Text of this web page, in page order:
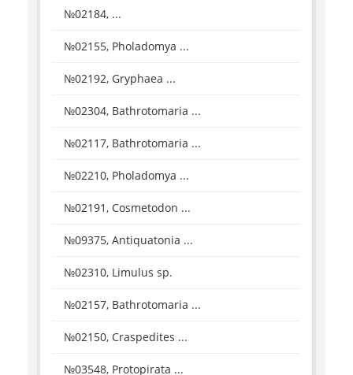
№02184, ...
№02155, Pholadomya ...
№02192, Gryphaea ...
№02304, Bathrotomaria ...
№02117, Bathrotomaria ...
№02210, Pholadomya ...
№02191, Cosmetodon ...
№09375, Antiquatonia ...
№02310, Limulus sp.
№02157, Bathrotomaria ...
№02150, Craspedites ...
№03548, Protopirata ...